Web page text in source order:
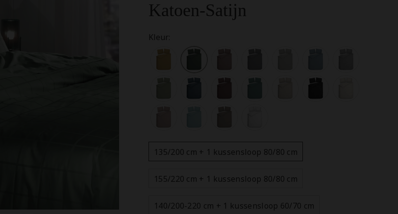
Katoen-Satijn
Kleur:
135/200 cm + 1 kussensloop 80/80 cm
155/220 cm + 1 kussensloop 80/80 cm
140/200-220 cm + 1 kussensloop 60/70 cm